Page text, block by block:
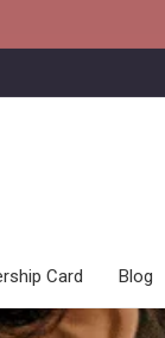
Card Blog